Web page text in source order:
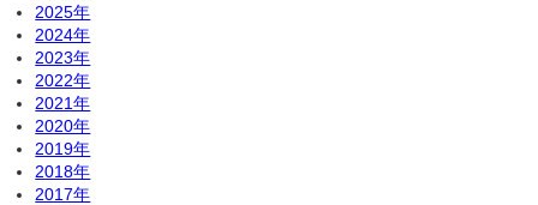
2025年
2024年
2023年
2022年
2021年
2020年
2019年
2018年
2017年